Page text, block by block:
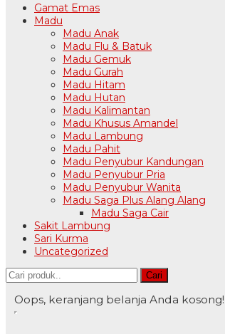
Gamat Emas
Madu
Madu Anak
Madu Flu & Batuk
Madu Gemuk
Madu Gurah
Madu Hitam
Madu Hutan
Madu Kalimantan
Madu Khusus Amandel
Madu Lambung
Madu Pahit
Madu Penyubur Kandungan
Madu Penyubur Pria
Madu Penyubur Wanita
Madu Saga Plus Alang Alang
Madu Saga Cair
Sakit Lambung
Sari Kurma
Uncategorized
Cari
Oops, keranjang belanja Anda kosong!